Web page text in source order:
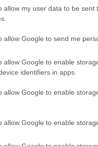
allow my user data to be
allow Google to send me
allow Google to enable
identifiers in apps.
allow Google to enable
allow Google to enable
Μητροπολίτης
Αυστραλία από
είναι η
αποπερατώσεως